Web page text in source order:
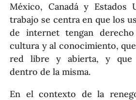
México, Canadá y Estados
trabajo se centra en que los
de internet tengan
cultura y al conocimiento,
red libre y abierta, y que
dentro de la misma.
En el contexto de la